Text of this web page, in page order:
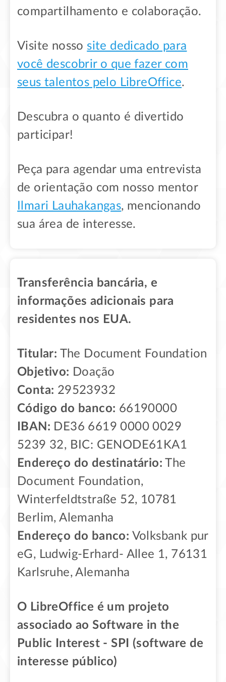
compartilhamento e colaboração.
Visite nosso site dedicado para
você descobrir o que fazer com
seus talentos pelo LibreOffice.
Descubra o quanto é divertido
participar!
Peça para agendar uma entrevista
de orientação com nosso mentor
Ilmari Lauhakangas, mencionando
sua área de interesse.
Transferência bancária, e
informações adicionais para
residentes nos EUA.
Titular: The Document Foundation
Objetivo: Doação
Conta: 29523932
Código do banco: 66190000
IBAN: DE36 6619 0000 0029
5239 32, BIC: GENODE61KA1
Endereço do destinatário: The
Document Foundation,
Winterfeldtstraße 52, 10781
Berlim, Alemanha
Endereço do banco: Volksbank pur
eG, Ludwig-Erhard- Allee 1, 76131
Karlsruhe, Alemanha
O LibreOffice é um projeto
associado ao Software in the
Public Interest - SPI (software de
interesse público)